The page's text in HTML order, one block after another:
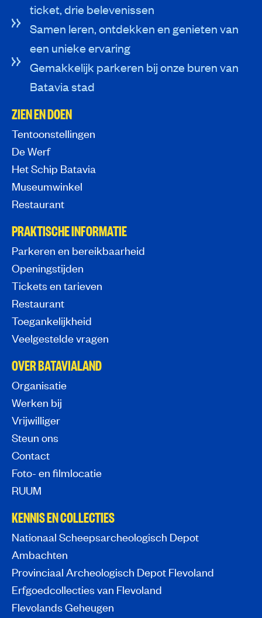
ticket, drie belevenissen
Samen leren, ontdekken en genieten van
een unieke ervaring
Gemakkelijk parkeren bij onze buren van
Batavia stad
ZIEN EN DOEN
Tentoonstellingen
De Werf
Het Schip Batavia
Museumwinkel
Restaurant
PRAKTISCHE INFORMATIE
Parkeren en bereikbaarheid
Openingstijden
Tickets en tarieven
Restaurant
Toegankelijkheid
Veelgestelde vragen
OVER BATAVIALAND
Organisatie
Werken bij
Vrijwilliger
Steun ons
Contact
Foto- en filmlocatie
RUUM
KENNIS EN COLLECTIES
Nationaal Scheepsarcheologisch Depot
Ambachten
Provinciaal Archeologisch Depot Flevoland
Erfgoedcollecties van Flevoland
Flevolands Geheugen